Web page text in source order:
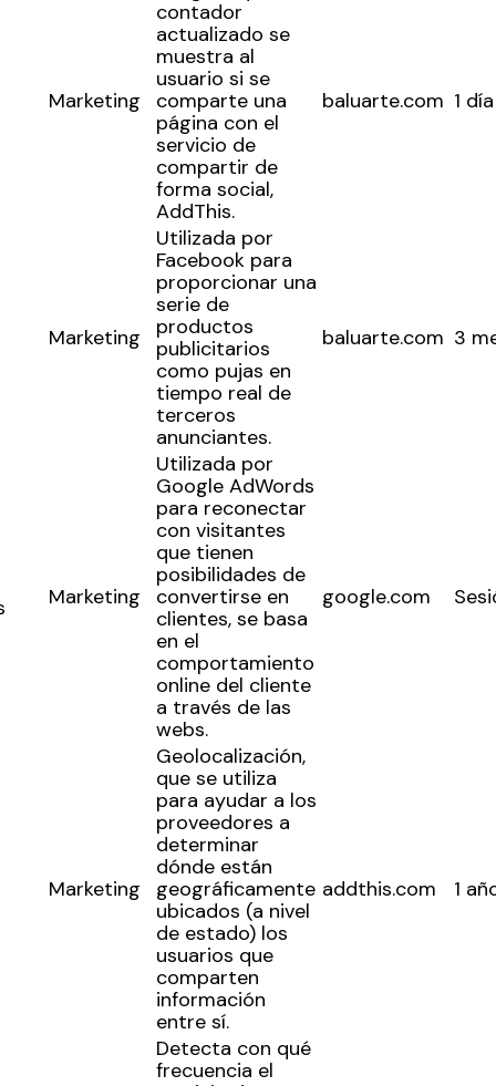
Marketing
contador
actualizado se
muestra al
usuario si se
comparte una
página con el
servicio de
compartir de
forma social,
AddThis.
baluarte.com 1 día
Marketing
Utilizada por
Facebook para
proporcionar una
serie de
productos
publicitarios
como pujas en
tiempo real de
terceros
anunciantes.
baluarte.com 3
Marketing
Utilizada por
Google AdWords
para reconectar
con visitantes
que tienen
posibilidades de
convertirse en
clientes, se basa
en el
comportamiento
online del cliente
a través de las
webs.
google.com
Marketing
Geolocalización,
que se utiliza
para ayudar a los
proveedores a
determinar
dónde están
geográficamente
ubicados (a nivel
de estado) los
usuarios que
comparten
información
entre sí.
addthis.com 1
Detecta con qué
frecuencia el